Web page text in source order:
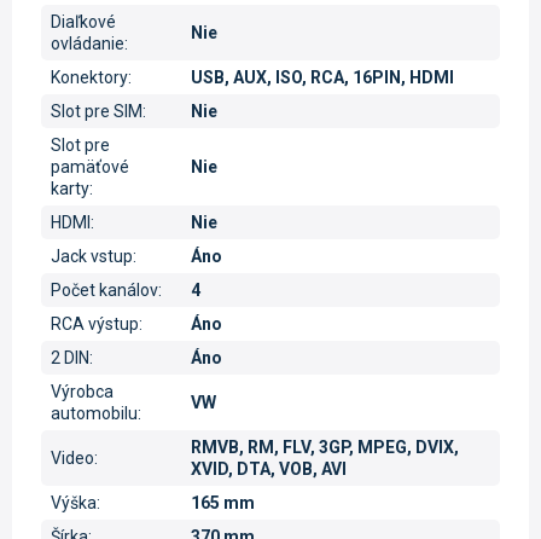
Diaľkové
ovládanie:
Nie
Konektory:
USB, AUX, ISO, RCA, 16PIN, HDMI
Slot pre SIM:
Nie
Slot pre
pamäťové
karty:
Nie
HDMI :
Nie
Jack vstup:
Áno
Počet kanálov:
4
RCA výstup:
Áno
2 DIN:
Áno
Výrobca
automobilu:
VW
Video:
RMVB, RM, FLV, 3GP, MPEG, DVIX,
XVID, DTA, VOB, AVI
Výška:
165 mm